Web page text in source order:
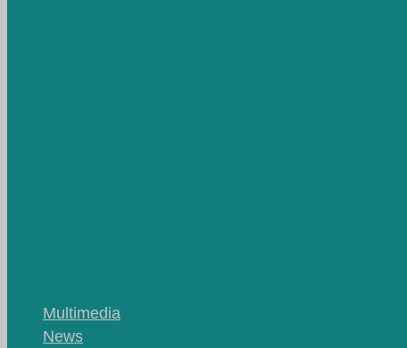
Multimedia
News